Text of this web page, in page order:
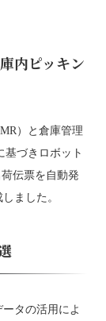
内ピッキン
）と倉庫管理
基づきロボット
伝票を自動発
ました。
タの活用によ